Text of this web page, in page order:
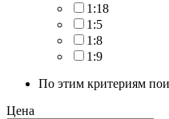
1:18
1:5
1:8
1:9
По этим критериям
Цена